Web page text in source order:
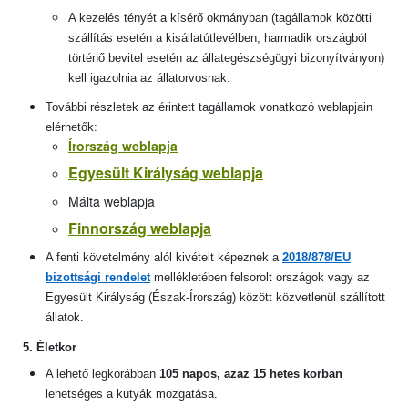
A kezelés tényét a kísérő okmányban (tagállamok közötti
szállítás esetén a kisállatútlevélben, harmadik országból
történő bevitel esetén az állategészségügyi bizonyítványon)
kell igazolnia az állatorvosnak.
További részletek az érintett tagállamok vonatkozó weblapjain
elérhetők:
Írország weblapja
Egyesült Királyság weblapja
Málta weblapja
Finnország weblapja
A fenti követelmény alól kivételt képeznek a 2018/878/EU
bizottsági rendeletmellékletében felsorolt országok vagy az
Egyesült Királyság (Észak-Írország) között közvetlenül szállított
állatok.
5. Életkor
A lehető legkorábban 105 napos, azaz 15 hetes korban
lehetséges a kutyák mozgatása.